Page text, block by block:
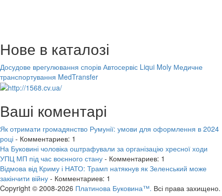
Нове в каталозі
Досудове врегулювання спорів Автосервіс Liqui Moly Медичне
транспортування MedTransfer
Ваші коментарі
Як отримати громадянство Румунії: умови для оформлення в 2024
році - Комментариев: 1
На Буковині чоловіка оштрафували за організацію хресної ходи
УПЦ МП під час воєнного стану - Комментариев: 1
Відмова від Криму і НАТО: Трамп натякнув як Зеленський може
закінчити війну - Комментариев: 1
Copyright © 2008-2026 Платинова Буковина™. Всі права захищено.